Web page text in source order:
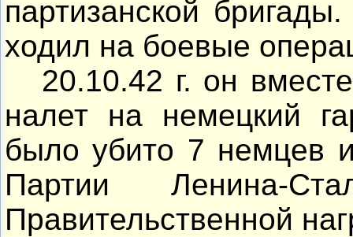
партизанской
ходил на боевые
20.10.42 г. он
налет на немецкий
было убито 7 немцев
Партии Ленина-
Правительственной